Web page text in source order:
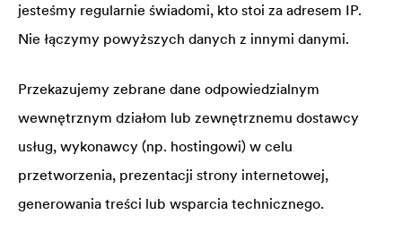
jesteśmy regularnie świadomi, kto stoi za adresem IP.
Nie łączymy powyższych danych z innymi danymi.
Przekazujemy zebrane dane odpowiedzialnym
wewnętrznym działom lub zewnętrznemu dostawcy
usług, wykonawcy (np. hostingowi) w celu
przetworzenia, prezentacji strony internetowej,
generowania treści lub wsparcia technicznego.